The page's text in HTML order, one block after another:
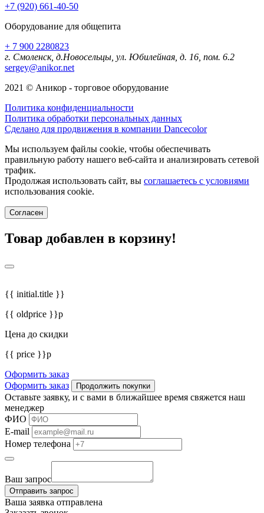
+7 (920) 661-40-50
Оборудование для общепита
+ 7 900 2280823
г. Смоленск, д.Новосельцы, ул. Юбилейная, д. 16, пом. 6.2
sergey@anikor.net
2021 © Аникор - торговое оборудование
Политика конфиденциальности
Политика обработки персональных данных
Сделано для продвижения в компании Dancecolor
Мы используем файлы cookie, чтобы обеспечивать
правильную работу нашего веб-сайта и анализировать сетевой
трафик.
Продолжая использовать сайт, вы соглашаетесь с условиями
использования cookie.
Согласен
Товар добавлен в корзину!
{{ initial.title }}
{{ oldprice }}р
Цена до скидки
{{ price }}р
Оформить заказ
Оформить заказ
Продолжить покупки
Оставьте заявку, и с вами в ближайшее время свяжется наш
менеджер
ФИО
E-mail
Номер телефона
Ваш запрос
Отправить запрос
Ваша заявка отправлена